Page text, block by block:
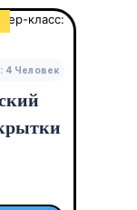
4 Человек